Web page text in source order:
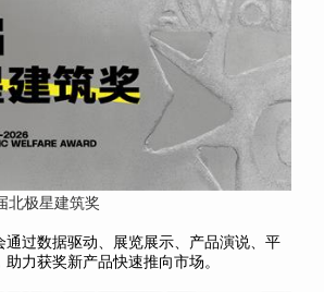
北极星建筑奖
通过数据驱动、展览展示、产品演说、平
力获奖新产品快速推向市场。